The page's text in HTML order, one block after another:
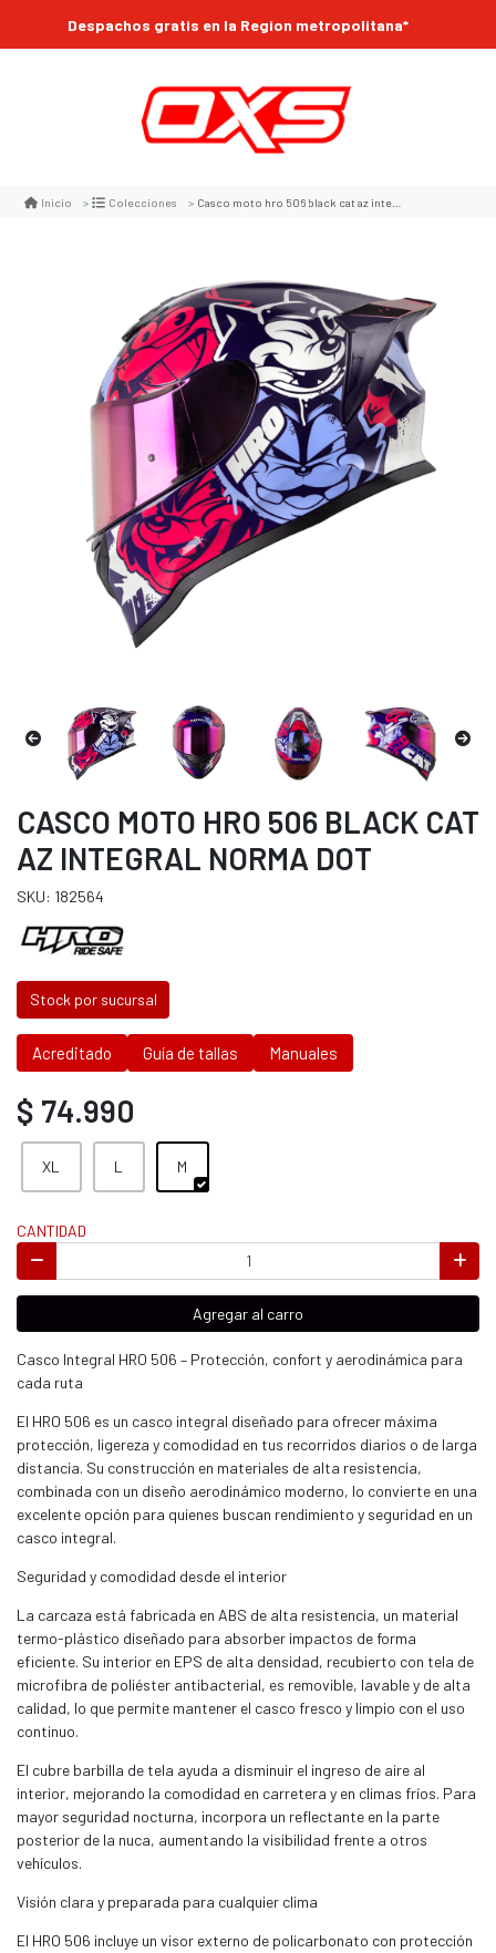
Despachos gratis en la Region metropolitana*
Inicio Colecciones Casco moto hro 506 black cat az integral norma dot
CASCO MOTO HRO 506 BLACK CAT
AZ INTEGRAL NORMA DOT
SKU: 182564
Stock por sucursal
Acreditado Guía de tallas Manuales
$ 74.990
XL L M
CANTIDAD
Agregar al carro
Casco Integral HRO 506 – Protección, confort y aerodinámica para
cada ruta
El HRO 506 es un casco integral diseñado para ofrecer máxima
protección, ligereza y comodidad en tus recorridos diarios o de larga
distancia. Su construcción en materiales de alta resistencia,
combinada con un diseño aerodinámico moderno, lo convierte en una
excelente opción para quienes buscan rendimiento y seguridad en un
casco integral.
Seguridad y comodidad desde el interior
La carcaza está fabricada en ABS de alta resistencia, un material
termo-plástico diseñado para absorber impactos de forma
eficiente. Su interior en EPS de alta densidad, recubierto con tela de
microfibra de poliéster antibacterial, es removible, lavable y de alta
calidad, lo que permite mantener el casco fresco y limpio con el uso
continuo.
El cubre barbilla de tela ayuda a disminuir el ingreso de aire al
interior, mejorando la comodidad en carretera y en climas fríos. Para
mayor seguridad nocturna, incorpora un reflectante en la parte
posterior de la nuca, aumentando la visibilidad frente a otros
vehículos.
Visión clara y preparada para cualquier clima
El HRO 506 incluye un visor externo de policarbonato con protección